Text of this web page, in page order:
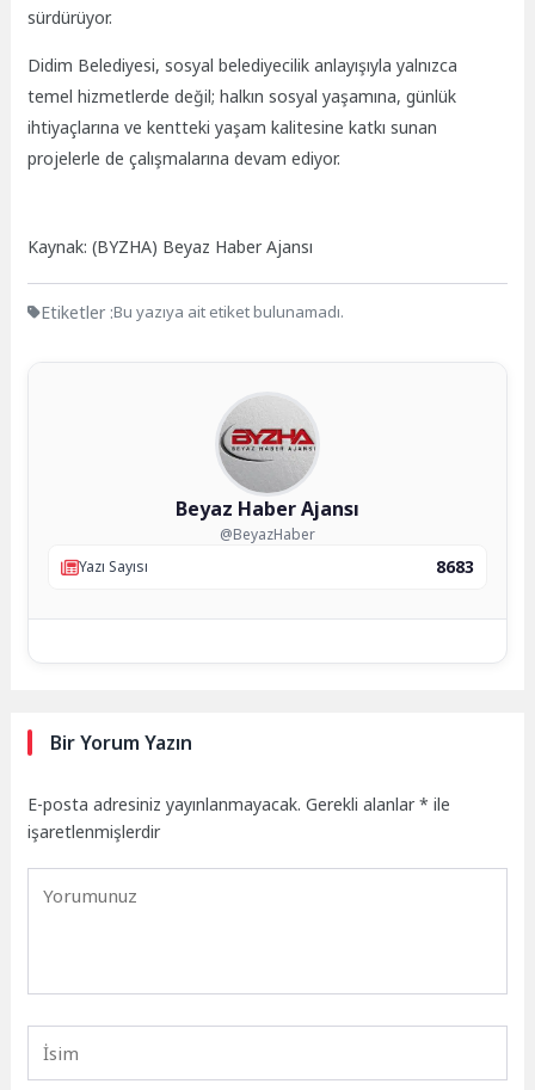
sürdürüyor.
Didim Belediyesi, sosyal belediyecilik anlayışıyla yalnızca
temel hizmetlerde değil; halkın sosyal yaşamına, günlük
ihtiyaçlarına ve kentteki yaşam kalitesine katkı sunan
projelerle de çalışmalarına devam ediyor.
Kaynak: (BYZHA) Beyaz Haber Ajansı
Etiketler :Bu yazıya ait etiket bulunamadı.
Beyaz Haber Ajansı
@BeyazHaber
Yazı Sayısı
8683
Bir Yorum Yazın
E-posta adresiniz yayınlanmayacak. Gerekli alanlar* ile
işaretlenmişlerdir